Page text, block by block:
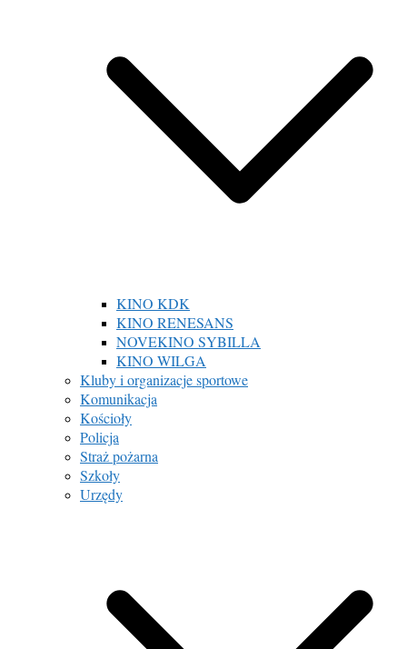
KINO KDK
KINO RENESANS
NOVEKINO SYBILLA
KINO WILGA
Kluby i organizacje sportowe
Komunikacja
Kościoły
Policja
Straż pożarna
Szkoły
Urzędy